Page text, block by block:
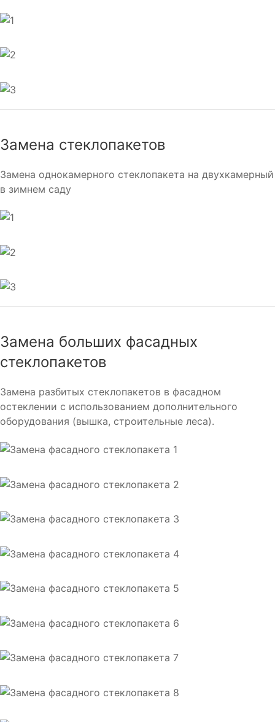
Замена стеклопакетов
Замена однокамерного стеклопакета на двухкамерный
в зимнем саду
Замена больших фасадных
стеклопакетов
Замена разбитых стеклопакетов в фасадном
остеклении с использованием дополнительного
оборудования (вышка, строительные леса).